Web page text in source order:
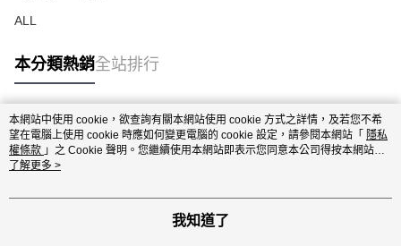
ALL
本分類熱銷全站排行
熱門標籤
本網站中使用 cookie，欲查詢有關本網站使用 cookie 方式之詳情，及若您不希
望在電腦上使用 cookie 時應如何變更電腦的 cookie 設定，請參閱本網站「 隱私
權條款 」之 Cookie 聲明。您繼續使用本網站即表示您同意本公司得按本網站使
用條款之 Cookie 聲明使用 cookie。
了解更多 >
我知道了